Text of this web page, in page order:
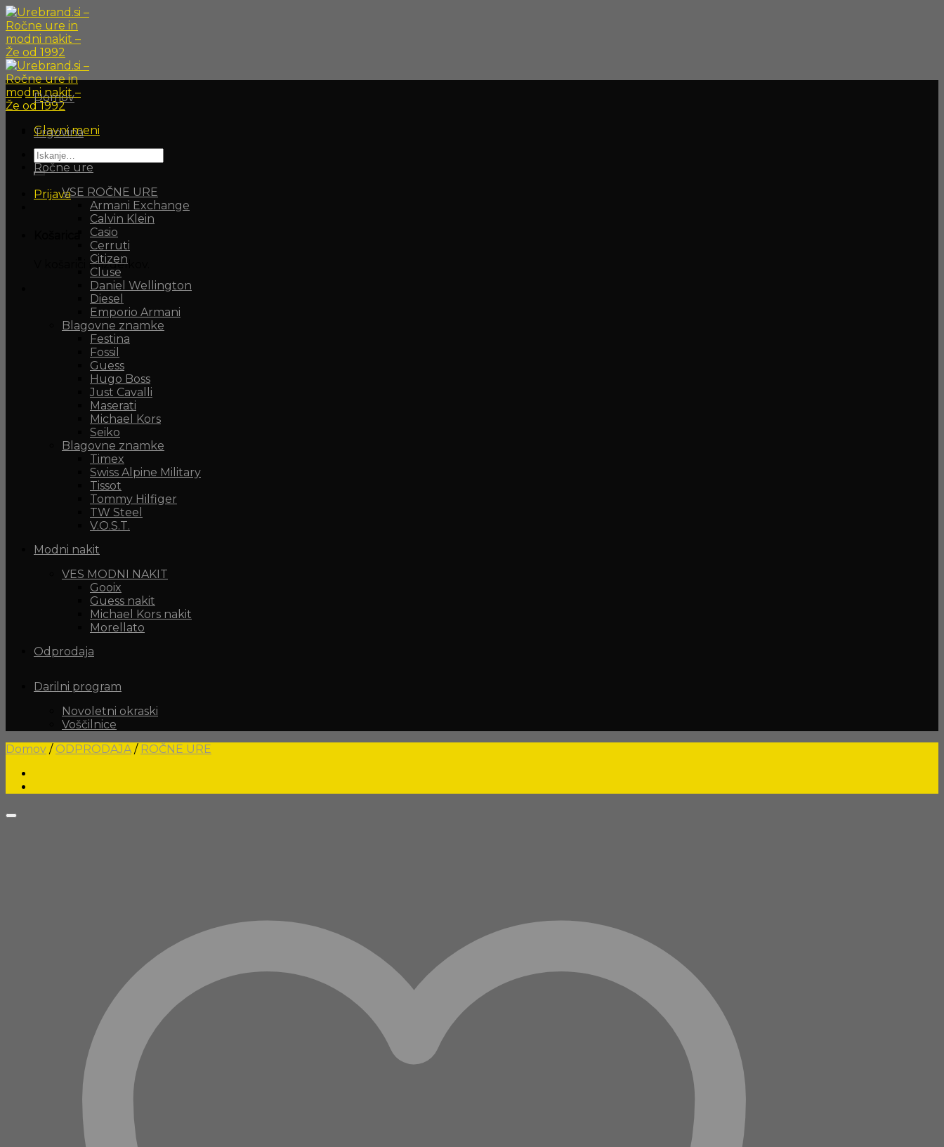
Skoči
na
vsebino
Glavni meni
Išči:
Prijava
V košarici ni izdelkov.
Domov
Trgovina
Ročne ure
VSE ROČNE URE
Armani Exchange
Calvin Klein
Casio
Cerruti
Citizen
Cluse
Daniel Wellington
Diesel
Emporio Armani
Blagovne znamke
Festina
Fossil
Guess
Hugo Boss
Just Cavalli
Maserati
Michael Kors
Seiko
Blagovne znamke
Timex
Swiss Alpine Military
Tissot
Tommy Hilfiger
TW Steel
V.O.S.T.
Modni nakit
VES MODNI NAKIT
Gooix
Guess nakit
Michael Kors nakit
Morellato
Odprodaja
Darilni program
Novoletni okraski
Voščilnice
Domov / ODPRODAJA / ROČNE URE